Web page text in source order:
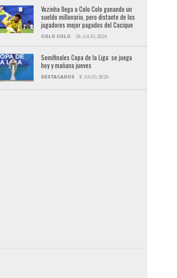
Vozinha llega a Colo Colo ganando un
sueldo millonario, pero distante de los
jugadores mejor pagados del Cacique
COLO COLO 26 JULIO, 2026
Semifinales Copa de la Liga: se juega
hoy y mañana jueves
DESTACADOS 8 JULIO, 2026